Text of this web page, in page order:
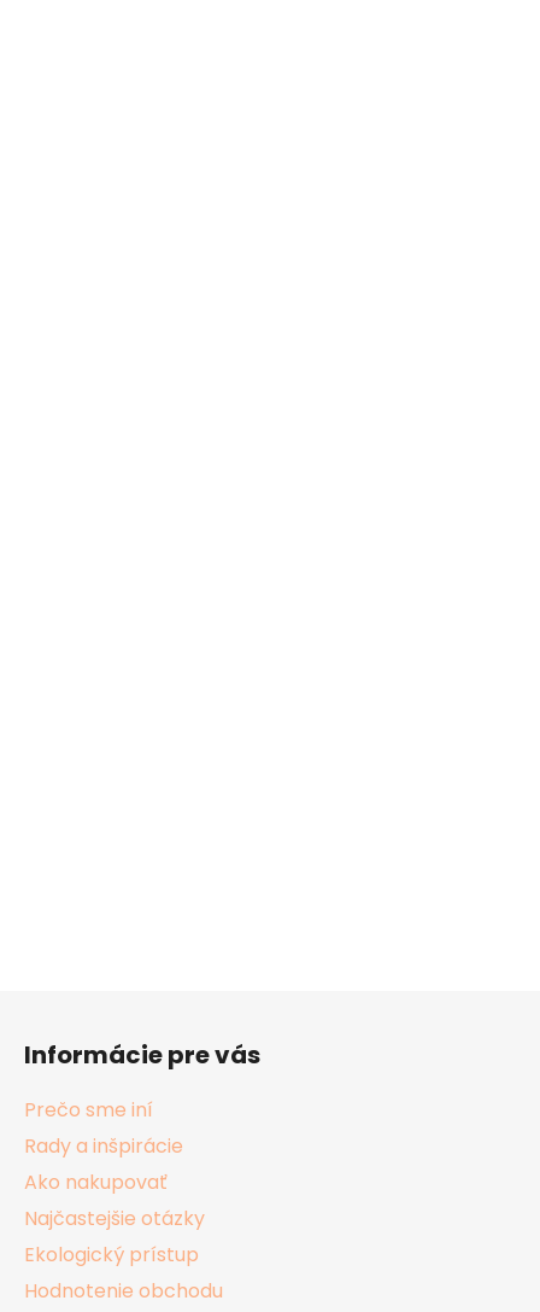
Informácie pre vás
Prečo sme iní
Rady a inšpirácie
Ako nakupovať
Najčastejšie otázky
Ekologický prístup
Hodnotenie obchodu